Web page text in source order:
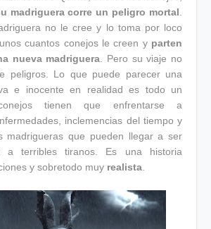
madriguera corre un peligro mortal
no le cree y lo toma por loco
cuantos conejos le creen y parten
nueva madriguera . Pero su viaje no
peligros. Lo que puede parecer una
e inocente en realidad es todo un
tienen que enfrentarse a
inclemencias del tiempo y
madrigueras que pueden llegar a ser
a terribles tiranos. Es una historia
y sobretodo muy realista